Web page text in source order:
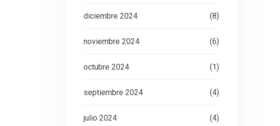
diciembre 2024 (8)
noviembre 2024 (6)
octubre 2024 (1)
septiembre 2024 (4)
julio 2024 (4)